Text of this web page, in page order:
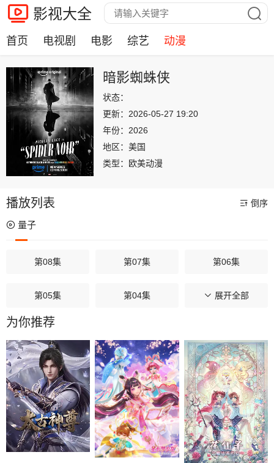
影视大全
首页 电视剧 电影 综艺 动漫
暗影蜘蛛侠
状态：
更新： 2026-05-27 19:20
年份： 2026
地区： 美国
类型：
欧美动漫
播放列表 倒序
量子
第08集 第07集 第06集
第05集 第04集 第03集
第02集
展开全部
为你推荐